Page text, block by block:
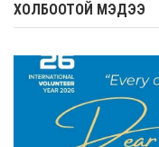
ХОЛБООТОЙ МЭДЭЭ